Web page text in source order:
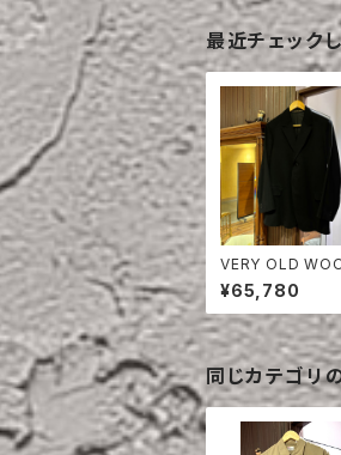
最近チェック
VERY OLD
AILORED
¥65,780
同じカテゴリ